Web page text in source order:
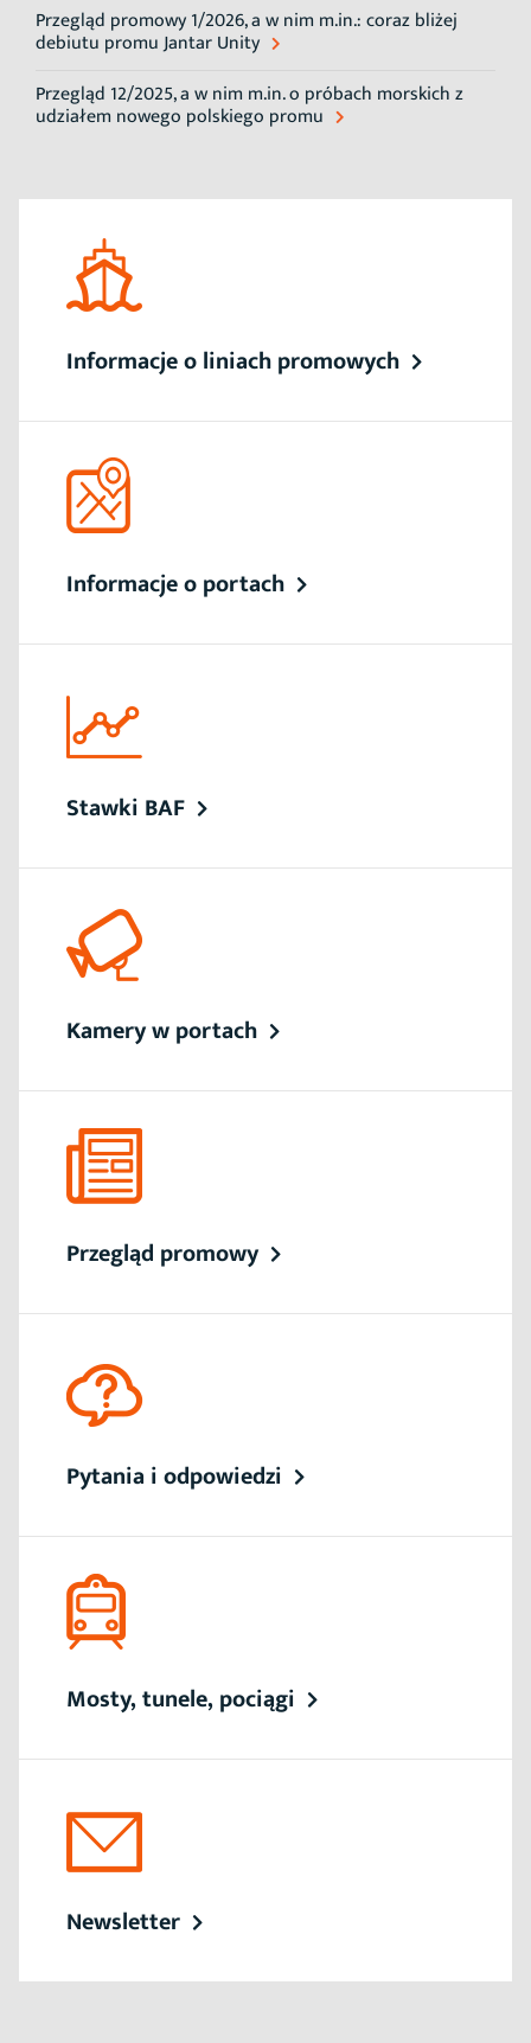
Przegląd promowy 1/2026, a w nim m.in.: coraz bliżej
debiutu promu Jantar Unity
Przegląd 12/2025, a w nim m.in. o próbach morskich z
udziałem nowego polskiego promu
Informacje o liniach promowych
Informacje o portach
Stawki BAF
Kamery w portach
Przegląd promowy
Pytania i odpowiedzi
Mosty, tunele, pociągi
Newsletter